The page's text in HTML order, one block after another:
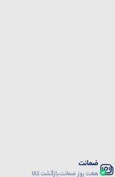
ضمانت
هفت روز ضمانت بازگشت کالا